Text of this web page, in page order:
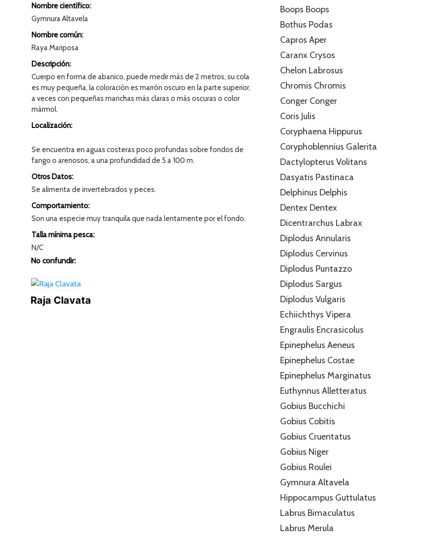
Nombre científico:
Gymnura Altavela
Nombre común:
Raya Mariposa
Descripción:
Cuerpo en forma de abanico, puede medir más de 2 metros, su cola
es muy pequeña, la coloración es marrón oscuro en la parte superior,
a veces con pequeñas manchas más claras o más oscuras o color
mármol.
Localización:
Se encuentra en aguas costeras poco profundas sobre fondos de
fango o arenosos, a una profundidad de 5 a 100 m.
Otros Datos:
Se alimenta de invertebrados y peces.
Comportamiento:
Son una especie muy tranquila que nada lentamente por el fondo.
Talla mínima pesca:
N/C
No confundir:
Raja Clavata
Boops Boops
Bothus Podas
Capros Aper
Caranx Crysos
Chelon Labrosus
Chromis Chromis
Conger Conger
Coris Julis
Coryphaena Hippurus
Coryphoblennius Galerita
Dactylopterus Volitans
Dasyatis Pastinaca
Delphinus Delphis
Dentex Dentex
Dicentrarchus Labrax
Diplodus Annularis
Diplodus Cervinus
Diplodus Puntazzo
Diplodus Sargus
Diplodus Vulgaris
Echiichthys Vipera
Engraulis Encrasicolus
Epinephelus Aeneus
Epinephelus Costae
Epinephelus Marginatus
Euthynnus Alletteratus
Gobius Bucchichi
Gobius Cobitis
Gobius Cruentatus
Gobius Niger
Gobius Roulei
Gymnura Altavela
Hippocampus Guttulatus
Labrus Bimaculatus
Labrus Merula